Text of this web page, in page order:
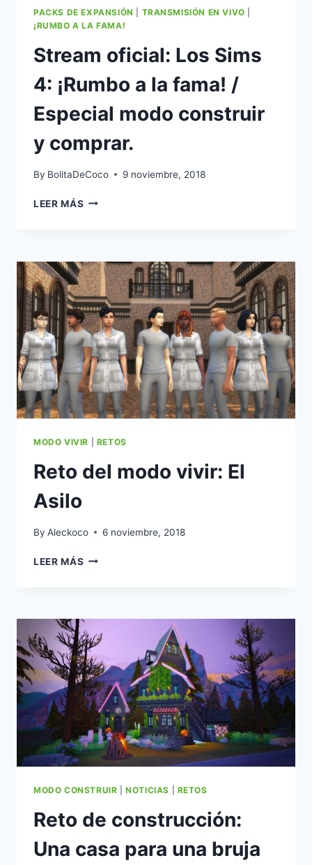
PACKS DE EXPANSIÓN TRANSMISIÓN EN VIVO
¡RUMBO A LA FAMA!
Stream oficial: Los Sims
4: ¡Rumbo a la fama! /
Especial modo construir
y comprar.
By BolitaDeCoco 9 noviembre, 2018
LEER MÁS STREAM
¡RUMBO
A
LA
FAMA!
/
ESPECIAL
MODO
CONSTRUIR
Y
COMPRAR.
MODO VIVIR RETOS
Reto del modo vivir: El
Asilo
By Aleckoco 6 noviembre, 2018
LEER MÁS RETO
EL
ASILO
MODO CONSTRUIR |NOTICIAS RETOS
Reto de construcción:
Una casa para una bruja